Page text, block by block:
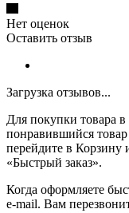
Нет оценок
Оставить отзыв
Загрузка отзывов...
Для покупки товара
понравившийся товар
перейдите в Корзину
«Быстрый заказ».
Когда оформляете
e-mail. Вам